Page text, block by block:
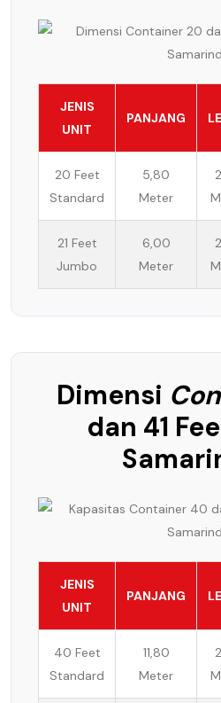
JENIS
UNIT
PANJANG
20 Feet
Standard
5,80
Meter
21 Feet
Jumbo
6,00
Meter
Dimensi
dan 41
JENIS
UNIT
PANJANG
40 Feet
Standard
11,80
Meter